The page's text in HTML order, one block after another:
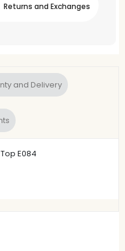
Returns and Exchanges
and Delivery
E084